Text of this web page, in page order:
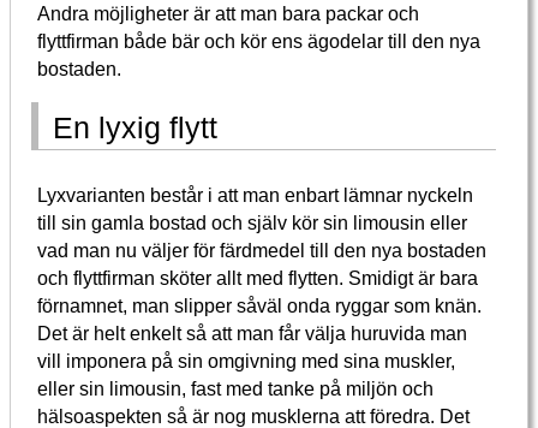
Andra möjligheter är att man bara packar och
flyttfirman både bär och kör ens ägodelar till den nya
bostaden.
En lyxig flytt
Lyxvarianten består i att man enbart lämnar nyckeln
till sin gamla bostad och själv kör sin limousin eller
vad man nu väljer för färdmedel till den nya bostaden
och flyttfirman sköter allt med flytten. Smidigt är bara
förnamnet, man slipper såväl onda ryggar som knän.
Det är helt enkelt så att man får välja huruvida man
vill imponera på sin omgivning med sina muskler,
eller sin limousin, fast med tanke på miljön och
hälsoaspekten så är nog musklerna att föredra. Det